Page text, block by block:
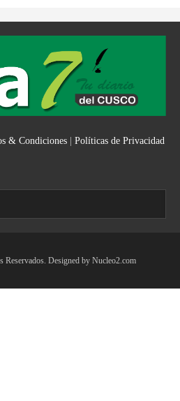
& Condiciones| Políticas de Privacidad
Reservados. Designed by Nucleo2.com